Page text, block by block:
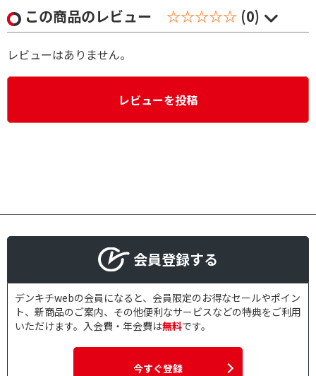
この商品のレビュー ☆☆☆☆☆ (0)
レビューはありません。
レビューを投稿
会員登録する
デンキチwebの会員になると、会員限定のお得なセールやポイン
ト、新商品のご案内、その他便利なサービスなどの特典をご利用
いただけます。入会費・年会費は無料です。
今すぐ登録